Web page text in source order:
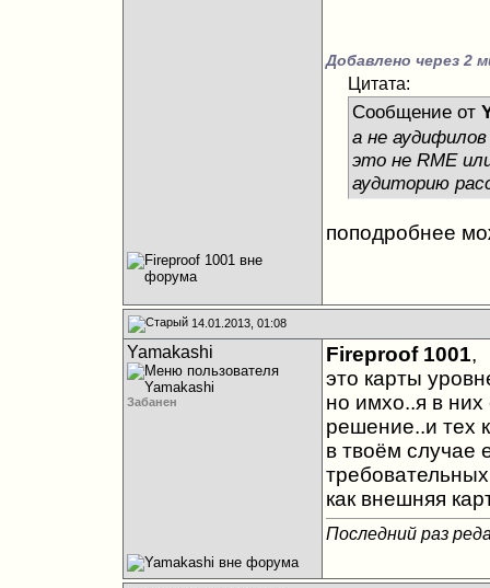
Добавлено через 2
Цитата:
Сообщение от
а не аудифилов
это не RME
аудиторию
поподробнее
14.01.2013, 01:08
Yamakashi
Забанен
Fireproof 1001,
это карты
но имхо..я в
решение..и тех
в твоём случае
как внешняя
Последний раз